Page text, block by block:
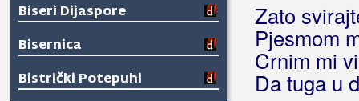
Biseri Dijaspore
Bisernica
Bistrički Potepuhi
Zato
Pjesmom
Crnim mi
Da tuga u